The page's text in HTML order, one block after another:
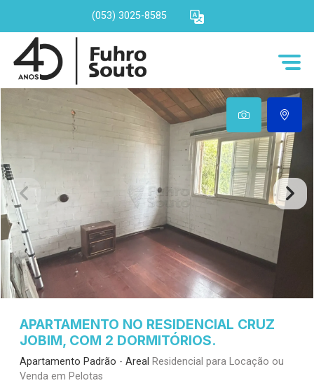
(053) 3025-8585
APARTAMENTO NO RESIDENCIAL CRUZ
JOBIM, COM 2 DORMITÓRIOS.
Apartamento Padrão - Areal Residencial para Locação ou
Venda em Pelotas